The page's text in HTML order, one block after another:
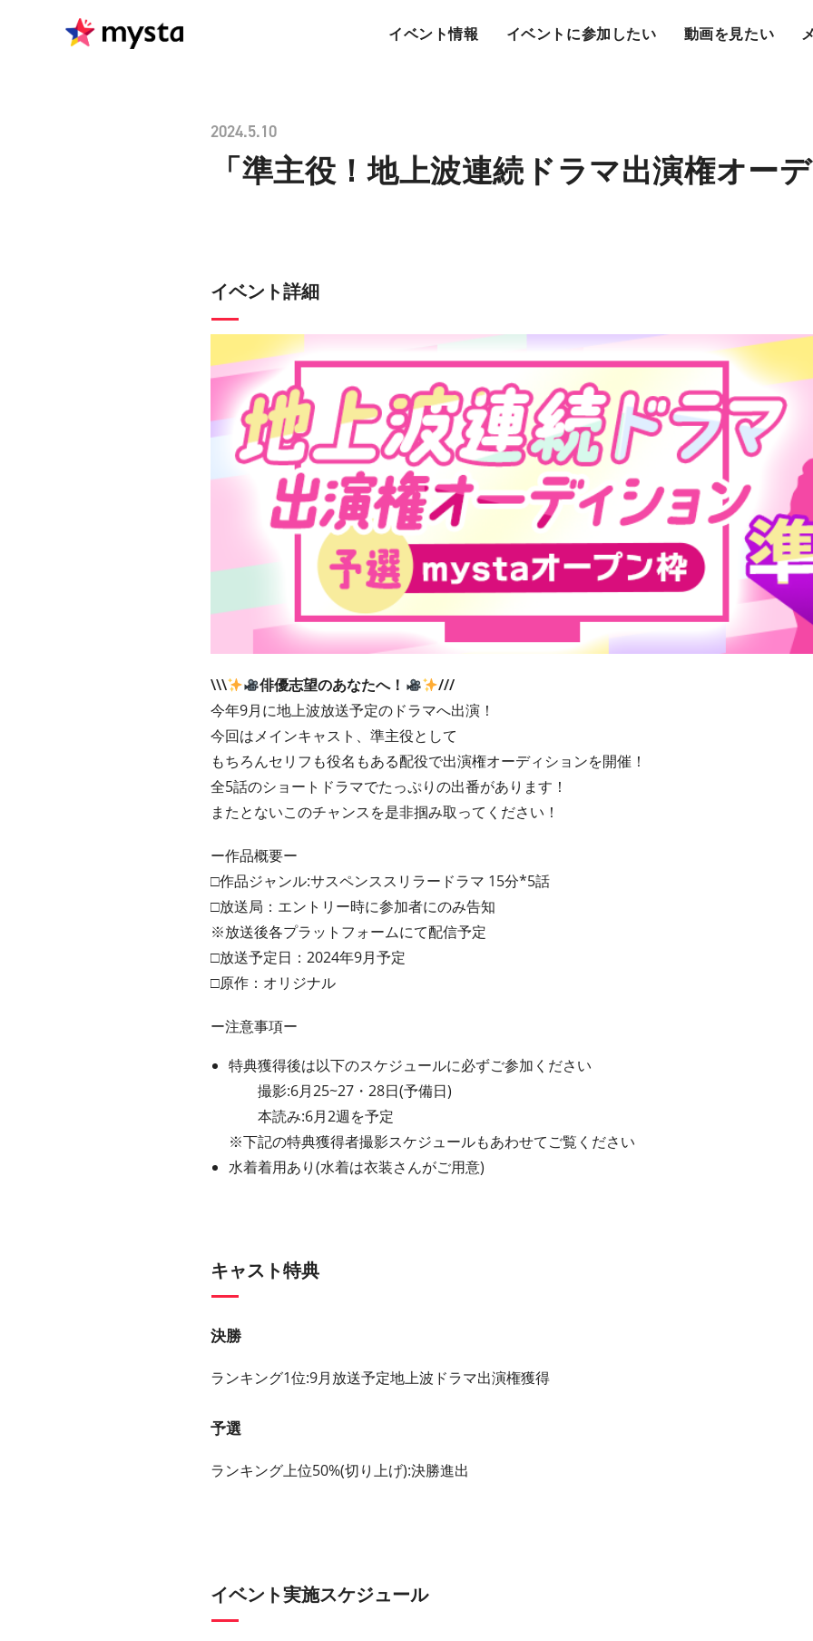
イベント情報 イベントに参加したい 動画を見たい
2024.5.10
「準主役！地上波連続ドラマ出演権オー
イベント詳細
\\\ 俳優志望のあなたへ！
///
今年9月に地上波放送予定のドラマへ出演！
今回はメインキャスト、準主役として
もちろんセリフも役名もある配役で出演権オーディションを開催！
全5話のショートドラマでたっぷりの出番があります！
またとないこのチャンスを是非掴み取ってください！
ー作品概要ー
□作品ジャンル:サスペンススリラードラマ 15分*5話
□放送局：エントリー時に参加者にのみ告知
※放送後各プラットフォームにて配信予定
□放送予定日：2024年9月予定
□原作：オリジナル
ー注意事項ー
特典獲得後は以下のスケジュールに必ずご参加ください
撮影:6月25~27・28日(予備日)
本読み:6月2週を予定
※下記の特典獲得者撮影スケジュールもあわせてご覧ください
水着着用あり(水着は衣装さんがご用意)
キャスト特典
決勝
ランキング1位:9月放送予定地上波ドラマ出演権獲得
予選
ランキング上位50%(切り上げ):決勝進出
イベント実施スケジュール